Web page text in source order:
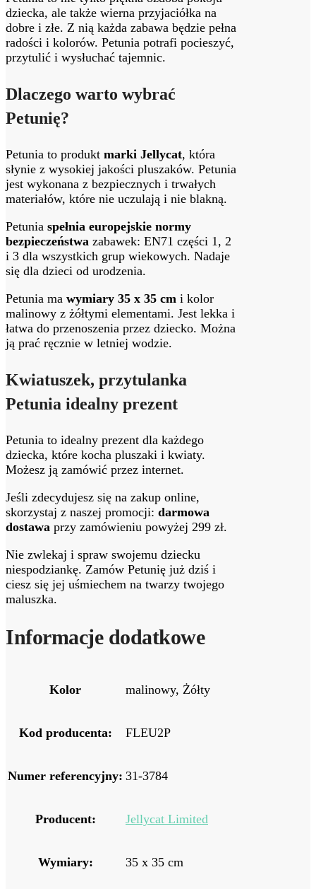
dziecka, ale także wierna przyjaciółka na
dobre i złe. Z nią każda zabawa będzie pełna
radości i kolorów. Petunia potrafi pocieszyć,
przytulić i wysłuchać tajemnic.
Dlaczego warto wybrać
Petunię?
Petunia to produkt marki Jellycat, która
słynie z wysokiej jakości pluszaków. Petunia
jest wykonana z bezpiecznych i trwałych
materiałów, które nie uczulają i nie blakną.
Petunia spełnia europejskie normy
bezpieczeństwa zabawek: EN71 części 1, 2
i 3 dla wszystkich grup wiekowych. Nadaje
się dla dzieci od urodzenia.
Petunia ma wymiary 35 x 35 cm i kolor
malinowy z żółtymi elementami. Jest lekka i
łatwa do przenoszenia przez dziecko. Można
ją prać ręcznie w letniej wodzie.
Kwiatuszek, przytulanka
Petunia idealny prezent
Petunia to idealny prezent dla każdego
dziecka, które kocha pluszaki i kwiaty.
Możesz ją zamówić przez internet.
Jeśli zdecydujesz się na zakup online,
skorzystaj z naszej promocji: darmowa
dostawa przy zamówieniu powyżej 299 zł.
Nie zwlekaj i spraw swojemu dziecku
niespodziankę. Zamów Petunię już dziś i
ciesz się jej uśmiechem na twarzy twojego
maluszka.
Informacje dodatkowe
Kolor malinowy, Żółty
Kod producenta: FLEU2P
Numer referencyjny: 31-3784
Producent: Jellycat Limited
Wymiary: 35 x 35 cm